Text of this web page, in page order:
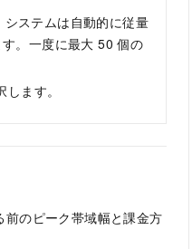
システムは自動的に従量
。一度に最大 50 個の
ます。
のピーク帯域幅と課金方